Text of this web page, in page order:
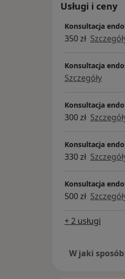
Usługi i ceny
Konsultacja
350 zł
Konsultacja
Szczegóły
Konsultacja
300 zł
Konsultacja
330 zł
Konsultacja
500 zł
+ 2 usługi
W jaki